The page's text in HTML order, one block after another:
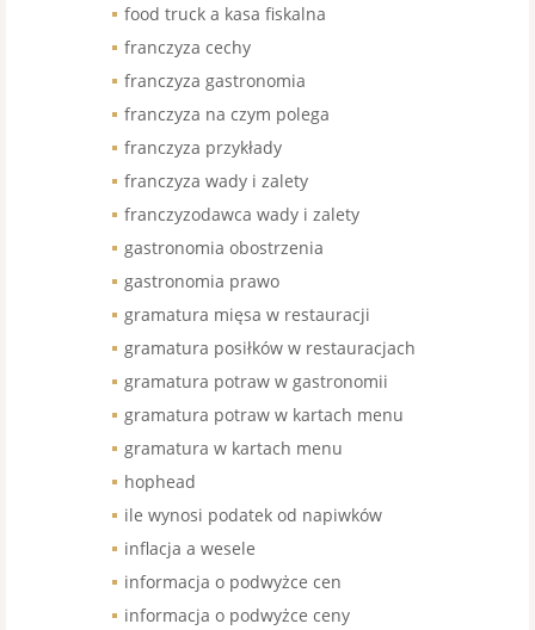
food truck a kasa fiskalna
franczyza cechy
franczyza gastronomia
franczyza na czym polega
franczyza przykłady
franczyza wady i zalety
franczyzodawca wady i zalety
gastronomia obostrzenia
gastronomia prawo
gramatura mięsa w restauracji
gramatura posiłków w restauracjach
gramatura potraw w gastronomii
gramatura potraw w kartach menu
gramatura w kartach menu
hophead
ile wynosi podatek od napiwków
inflacja a wesele
informacja o podwyżce cen
informacja o podwyżce ceny